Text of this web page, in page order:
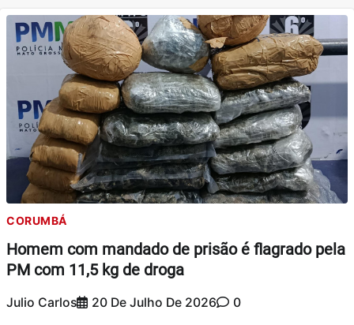
CORUMBÁ
Homem com mandado de prisão é flagrado pela
PM com 11,5 kg de droga
Julio Carlos 20 De Julho De 2026 0